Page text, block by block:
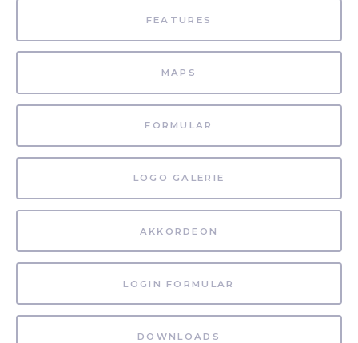
FEATURES
MAPS
FORMULAR
LOGO GALERIE
AKKORDEON
LOGIN FORMULAR
DOWNLOADS